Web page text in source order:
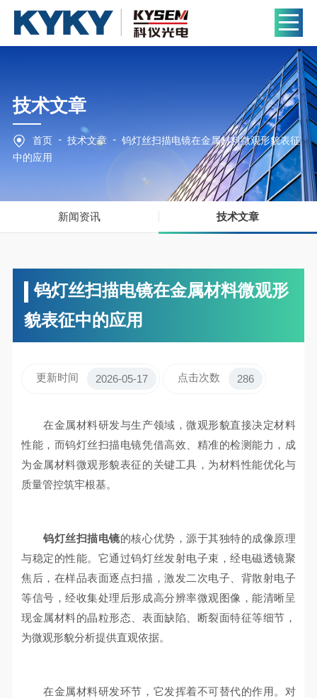
技术文章
首页 - 技术文章 - 钨灯丝扫描电镜在金属材料微观形貌表征
中的应用
新闻资讯 技术文章
钨灯丝扫描电镜在金属材料微观形
貌表征中的应用
更新时间 2026-05-17 点击次数 286
在金属材料研发与生产领域，微观形貌直接决定材料
性能，而钨灯丝扫描电镜凭借高效、精准的检测能力，成
为金属材料微观形貌表征的关键工具，为材料性能优化与
质量管控筑牢根基。
钨灯丝扫描电镜的核心优势，源于其独特的成像原理
与稳定的性能。它通过钨灯丝发射电子束，经电磁透镜聚
焦后，在样品表面逐点扫描，激发二次电子、背散射电子
等信号，经收集处理后形成高分辨率微观图像，能清晰呈
现金属材料的晶粒形态、表面缺陷、断裂面特征等细节，
为微观形貌分析提供直观依据。
在金属材料研发环节，它发挥着不可替代的作用。对